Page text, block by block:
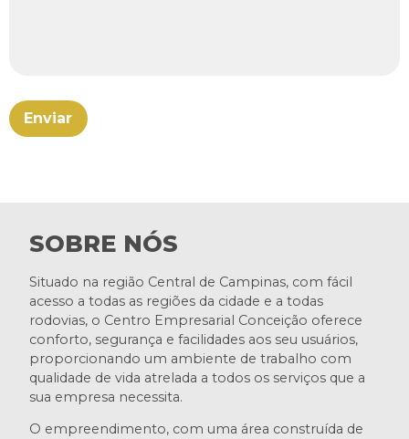
SOBRE NÓS
Situado na região Central de Campinas, com fácil
acesso a todas as regiões da cidade e a todas
rodovias, o Centro Empresarial Conceição oferece
conforto, segurança e facilidades aos seu usuários,
proporcionando um ambiente de trabalho com
qualidade de vida atrelada a todos os serviços que a
sua empresa necessita.
O empreendimento, com uma área construída de